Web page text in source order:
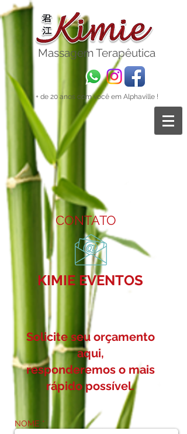
MassagemTerapêutica
+ de 20 anos com você em Alphaville !
CONTATO
KIMIE EVENTOS
Solicite seu orçamento
aqui,
responderemos o mais
rápido possível.
NOME *